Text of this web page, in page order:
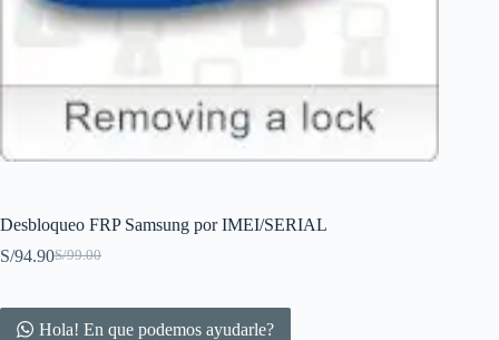
Desbloqueo FRP Samsung por IMEI/SERIAL
S/99.00
Original
was:
S/99.00.
S/94.90Current
is:
S/94.90.
Hola! En que podemos ayudarle?